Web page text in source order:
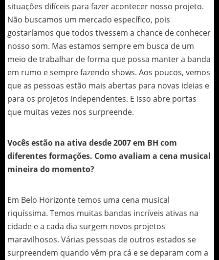
situações difíceis para fazer acontecer nosso projeto.
Não buscamos um mercado específico, pois
gostaríamos que todos tivessem a chance de conhecer
nosso som. Mas estamos sempre em busca de um
meio de trabalhar de forma que possa manter a banda
em rumo e sempre fazendo shows. Aos poucos, vemos
que as pessoas estão mais abertas para novas ideias e
para os projetos independentes. E isso abre portas
que muitas vezes nos surpreende.
Vocês estão na ativa desde 2007 em BH com
diferentes formações. Como avaliam a cena musical
mineira do momento?
Em Belo Horizonte temos uma cena musical
riquíssima. Temos muitas bandas incríveis ativas na
cidade e a cada dia surgem novos projetos
maravilhosos. Várias pessoas de outros estados se
surpreendem quando vêm pra cá e se deparam com a